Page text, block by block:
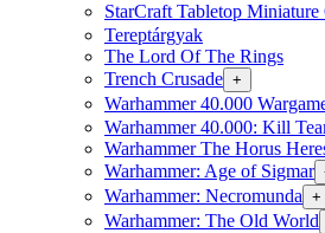
StarCraft Tabletop Miniature
Tereptárgyak
The Lord Of The Rings
Trench Crusade +
Warhammer 40.000
Warhammer 40.000: Kill
Warhammer The Horus
Warhammer: Age of Sigmar
Warhammer: Necromunda +
Warhammer: The Old World